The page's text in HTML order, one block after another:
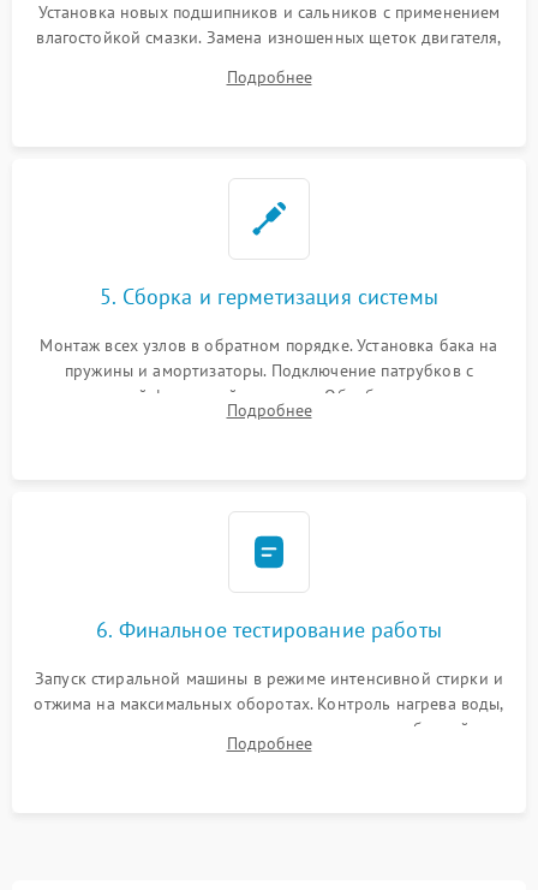
Установка новых подшипников и сальников с применением
влагостойкой смазки. Замена изношенных щеток двигателя,
или поврежденной резиновой манжеты.
Подробнее
5. Сборка и герметизация системы
Монтаж всех узлов в обратном порядке. Установка бака на
пружины и амортизаторы. Подключение патрубков с
надежной фиксацией хомутами. Обработка стыков
герметиком для предотвращения возможных протечек воды.
Подробнее
6. Финальное тестирование работы
Запуск стиральной машины в режиме интенсивной стирки и
отжима на максимальных оборотах. Контроль нагрева воды,
корректности слива, отсутствия излишних вибраций,
посторонних стуков и протечек под корпусом.
Подробнее